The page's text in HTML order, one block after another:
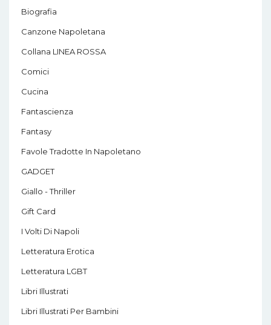
Biografia
Canzone Napoletana
Collana LINEA ROSSA
Comici
Cucina
Fantascienza
Fantasy
Favole Tradotte In Napoletano
GADGET
Giallo - Thriller
Gift Card
I Volti Di Napoli
Letteratura Erotica
Letteratura LGBT
Libri Illustrati
Libri Illustrati Per Bambini